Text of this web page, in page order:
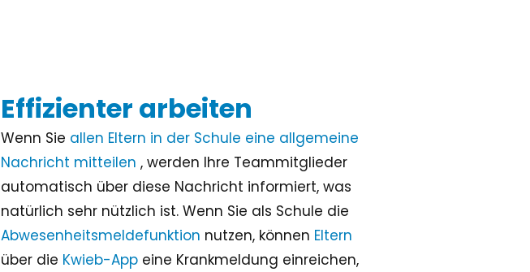
Effizienter arbeiten
Wenn Sie allen Eltern in der Schule eine allgemeine
Nachricht mitteilen , werden Ihre Teammitglieder
automatisch über diese Nachricht informiert, was
natürlich sehr nützlich ist. Wenn Sie als Schule die
Abwesenheitsmeldefunktion nutzen, können Eltern
über die Kwieb-Appeine Krankmeldung einreichen,